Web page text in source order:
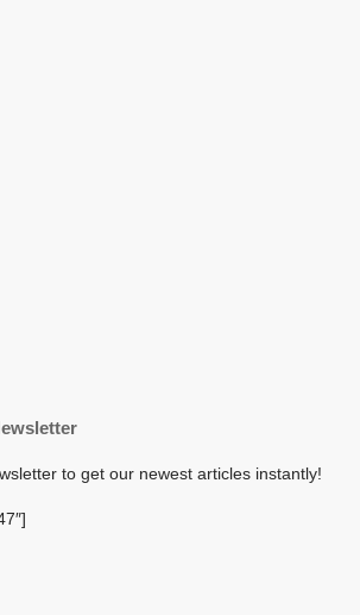
to get our newest articles instantly!